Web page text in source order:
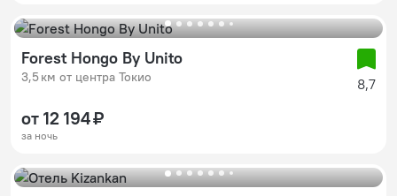
Forest Hongo By Unito
3,5 км от центра Токио 8,7
от 12 194 ₽
за ночь